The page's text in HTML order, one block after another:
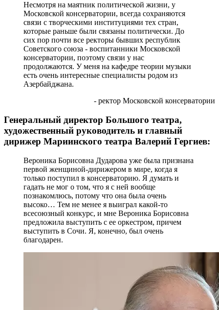
Несмотря на маятник политической жизни, у
Московской консерватории, всегда сохраняются
связи с творческими институциями тех стран,
которые раньше были связаны политически. До
сих пор почти все ректоры бывших республик
Советского союза - воспитанники Московской
консерватории, поэтому связи у нас
продолжаются. У меня на кафедре теории музыки
есть очень интересные специалисты родом из
Азербайджана.
- ректор Московской консерватории
Генеральный директор Большого театра,
художественный руководитель и главный
дирижер Мариинского театра Валерий Гергиев:
Вероника Борисовна Дударова уже была признана
первой женщиной-дирижером в мире, когда я
только поступил в консерваторию. Я думать и
гадать не мог о том, что я с ней вообще
познакомлюсь, потому что она была очень
высоко… Тем не менее я выиграл какой-то
всесоюзный конкурс, и мне Вероника Борисовна
предложила выступить с ее оркестром, причем
выступить в Сочи. Я, конечно, был очень
благодарен.